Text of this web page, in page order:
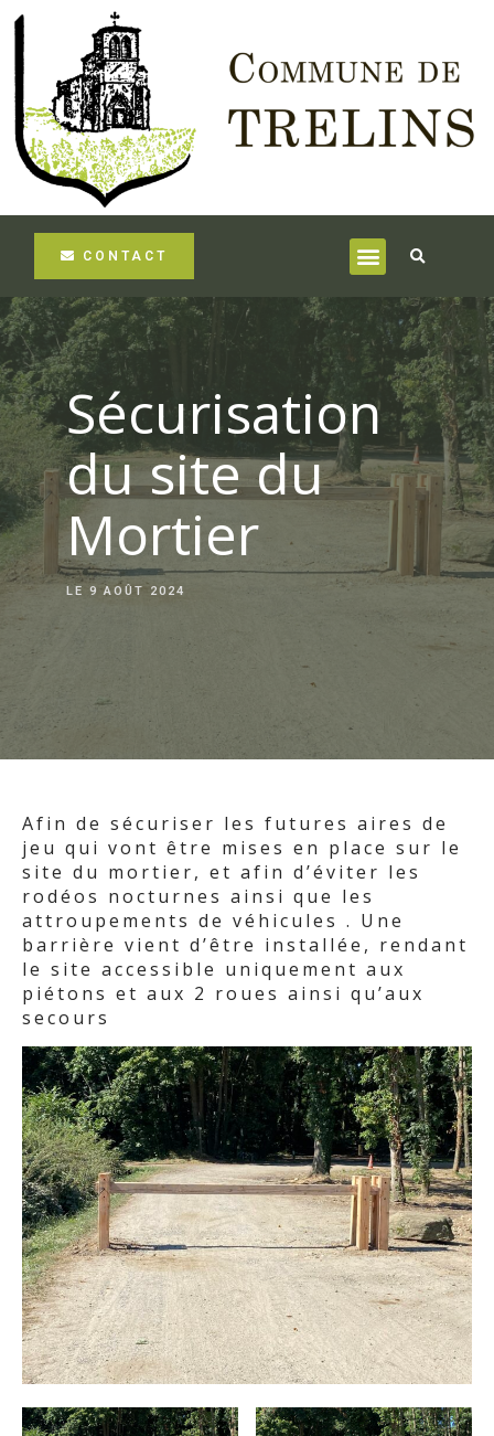
CONTACT
Sécurisation
du site du
Mortier
LE 9 AOÛT 2024
Afin de sécuriser les futures aires de
jeu qui vont être mises en place sur le
site du mortier, et afin d’éviter les
rodéos nocturnes ainsi que les
attroupements de véhicules . Une
barrière vient d’être installée, rendant
le site accessible uniquement aux
piétons et aux 2 roues ainsi qu’aux
secours